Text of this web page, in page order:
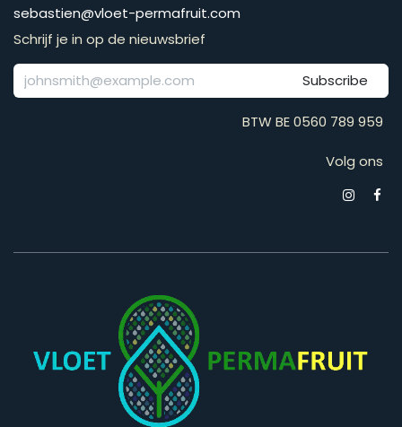
​​​​​​​​​​​​​​​​​​​​​​​​​​​​s​e​b​a​s​t​i​e​n​@​v​l​o​e​t​-​p​e​r​m​a​f​r​u​it​.​c​o​m
Schrijf je in op de nieuwsbrief
Subscribe
BTW BE 0560 789 959
Volg ons